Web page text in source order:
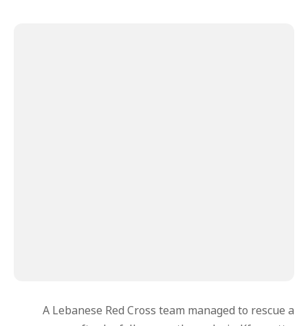
A Lebanese Red Cross team managed to rescue a